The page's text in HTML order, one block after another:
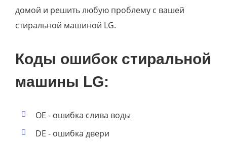
домой и решить любую проблему с вашей
стиральной машиной LG.
Коды ошибок стиральной
машины LG:
OE - ошибка слива воды
DE - ошибка двери